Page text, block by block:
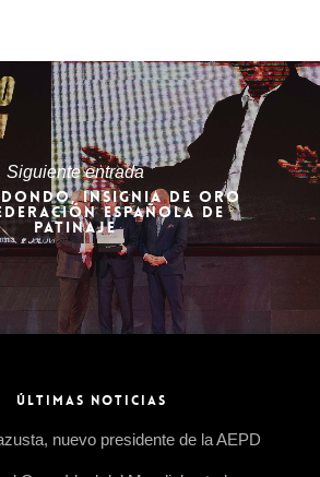
Siguiente entrada
INSIGNIA DE ORO
ESPAÑOLA DE
PATINAJE
ÚLTIMAS NOTICIAS
nuevo presidente de la AEPD